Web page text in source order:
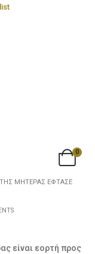
0
ΤΗΣ ΜΗΤΈΡΑΣ ΈΦΤΑΣΕ
είναι εορτή προς